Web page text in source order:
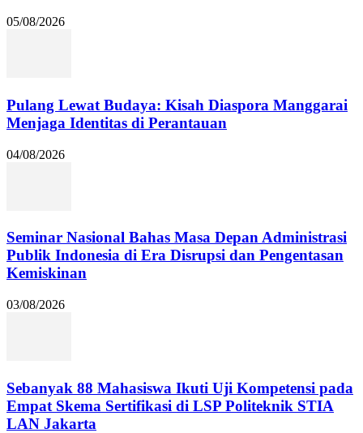
05/08/2026
Pulang Lewat Budaya: Kisah Diaspora Manggarai
Menjaga Identitas di Perantauan
04/08/2026
Seminar Nasional Bahas Masa Depan Administrasi
Publik Indonesia di Era Disrupsi dan Pengentasan
Kemiskinan
03/08/2026
Sebanyak 88 Mahasiswa Ikuti Uji Kompetensi pada
Empat Skema Sertifikasi di LSP Politeknik STIA
LAN Jakarta